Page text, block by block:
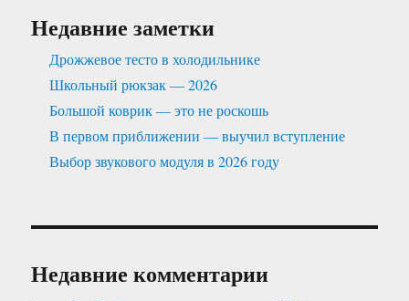
Недавние заметки
Дрожжевое тесто в холодильнике
Школьный рюкзак — 2026
Большой коврик — это не роскошь
В первом приближении — выучил вступление
Выбор звукового модуля в 2026 году
Недавние комментарии